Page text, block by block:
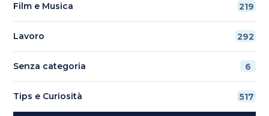
Film e Musica 219
Lavoro 292
Senza categoria 6
Tips e Curiosità 517